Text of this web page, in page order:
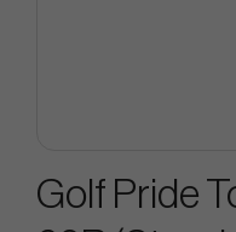
Golf Pride